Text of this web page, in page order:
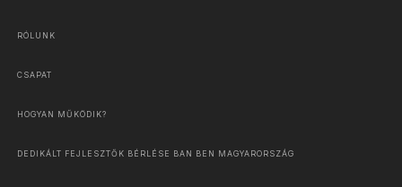
RÓLUNK
CSAPAT
HOGYAN MŰKÖDIK?
DEDIKÁLT FEJLESZTŐK BÉRLÉSE BAN BEN MAGYARORSZÁG